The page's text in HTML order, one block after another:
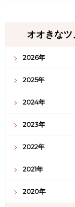
オオきな
2026年
2025年
2024年
2023年
2022年
2021年
2020年